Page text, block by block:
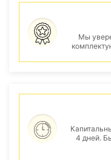
Мы
4 дней.